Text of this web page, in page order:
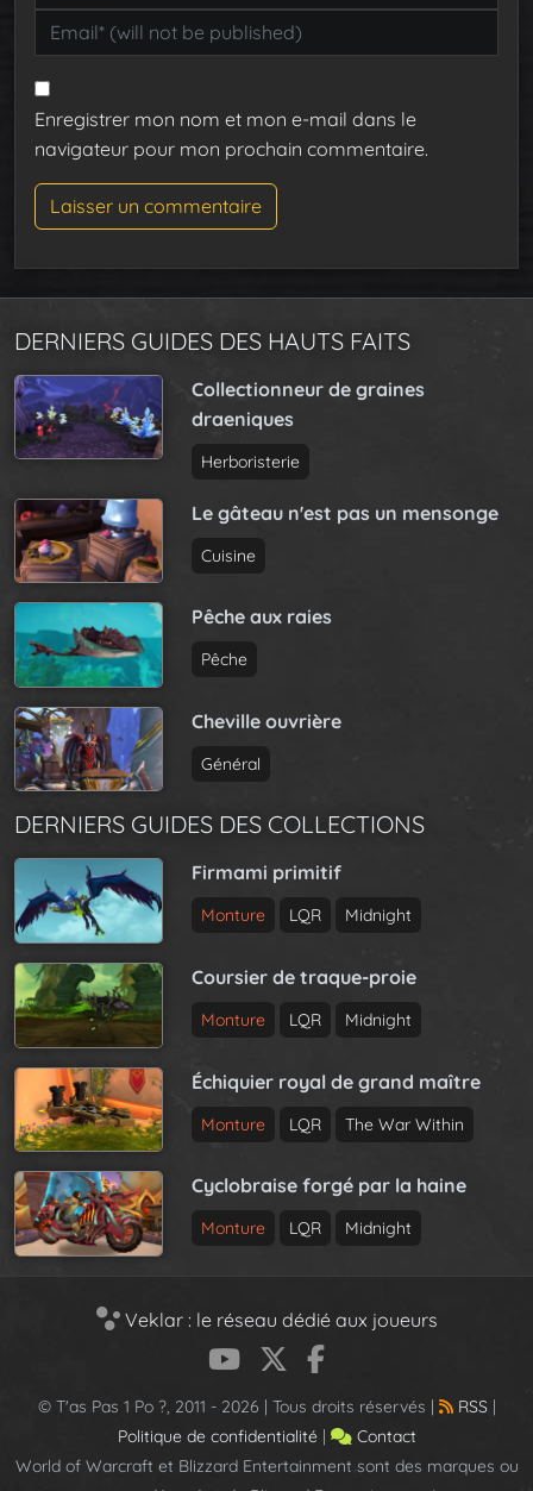
Enregistrer mon nom et mon e-mail dans le
navigateur pour mon prochain commentaire.
DERNIERS GUIDES DES HAUTS FAITS
Collectionneur de graines
draeniques
Herboristerie
Le gâteau n'est pas un mensonge
Cuisine
Pêche aux raies
Pêche
Cheville ouvrière
Général
DERNIERS GUIDES DES COLLECTIONS
Firmami primitif
Monture LQR Midnight
Coursier de traque-proie
Monture LQR Midnight
Échiquier royal de grand maître
Monture LQR The War Within
Cyclobraise forgé par la haine
Monture LQR Midnight
Veklar : le réseau dédié aux joueurs
© T'as Pas 1 Po ?, 2011 - 2026 | Tous droits réservés | RSS|
Politique de confidentialité|
Contact
World of Warcraft et Blizzard Entertainment sont des marques ou